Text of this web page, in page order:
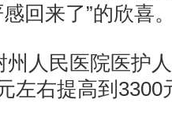
回来了”的欣喜
人民医院医护
左右提高到3300